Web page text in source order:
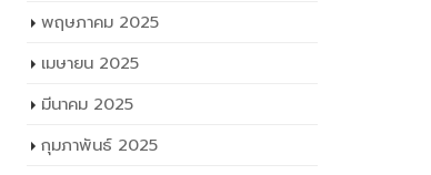
พฤษภาคม 2025
เมษายน 2025
มีนาคม 2025
กุมภาพันธ์ 2025